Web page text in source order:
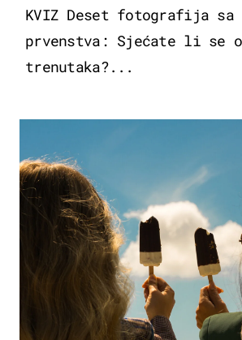
KVIZ Deset fotografija sa
prvenstva: Sjećate li se
trenutaka?...